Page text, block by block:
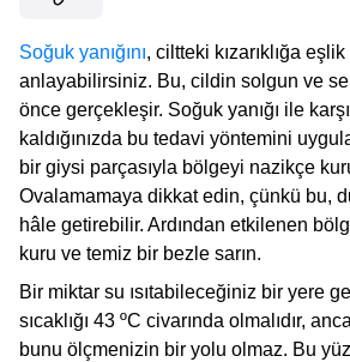
Soğuk yanığını, ciltteki kızarıklığa
anlayabilirsiniz. Bu, cildin solgun ve
önce gerçekleşir. Soğuk yanığı ile
kaldığınızda bu tedavi yöntemini
bir giysi parçasıyla bölgeyi nazikçe
Ovalamamaya dikkat edin, çünkü bu,
hâle getirebilir. Ardından etkilenen
kuru ve temiz bir bezle sarın.
Bir miktar su ısıtabileceğiniz bir yere
sıcaklığı 43 ºC civarında olmalıdır,
bunu ölçmenizin bir yolu olmaz. Bu